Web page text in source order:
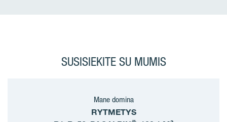
SUSISIEKITE SU MUMIS
Mane domina
RYTMETYS